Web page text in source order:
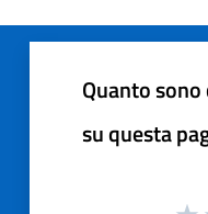
Quanto
su questa